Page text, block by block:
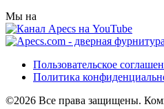
Мы на
Пользовательское
Политика
©2026 Все права защищены.